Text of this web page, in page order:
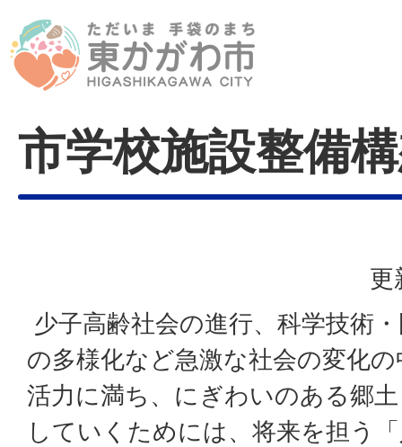
市学校施設整備
更
少子高齢社会の進行、科学技術
の多様化など急激な社会の変化
活力に満ち、にぎわいのある郷
していくためには、将来を担う